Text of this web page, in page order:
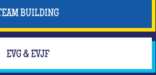
BUILDING
EVG & EVJF